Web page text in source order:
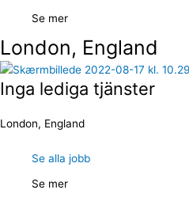
Se mer
London, England
Inga lediga tjänster
London, England
Se alla jobb
Se mer